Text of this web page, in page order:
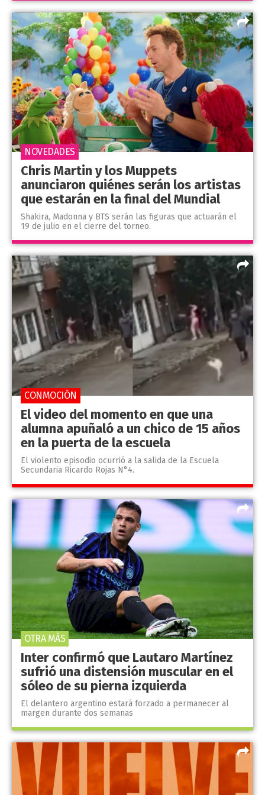
Chris Martin y los Muppets
anunciaron quiénes serán los artistas
que estarán en la final del Mundial
Shakira, Madonna y BTS serán las figuras que actuarán el
19 de julio en el cierre del torneo.
NOVEDADES
El video del momento en que una
alumna apuñaló a un chico de 15 años
en la puerta de la escuela
El violento episodio ocurrió a la salida de la Escuela
Secundaria Ricardo Rojas N°4.
CONMOCIÓN
Inter confirmó que Lautaro Martínez
sufrió una distensión muscular en el
sóleo de su pierna izquierda
El delantero argentino estará forzado a permanecer al
margen durante dos semanas
OTRA MÁS